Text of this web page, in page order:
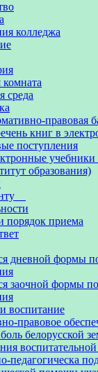
колледжа
среда
правовая
книг в
поступления
образования)
порядок приема
дневной формы
заочной формы
правовое
белорусской
педагогическа